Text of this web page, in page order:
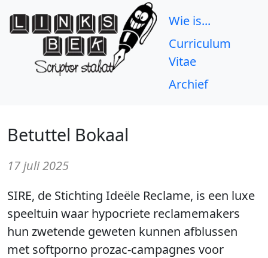
Wie is...
Curriculum
Vitae
Archief
Betuttel Bokaal
17 juli 2025
SIRE, de Stichting Ideële Reclame, is een luxe
speeltuin waar hypocriete reclamemakers
hun zwetende geweten kunnen afblussen
met softporno prozac-campagnes voor